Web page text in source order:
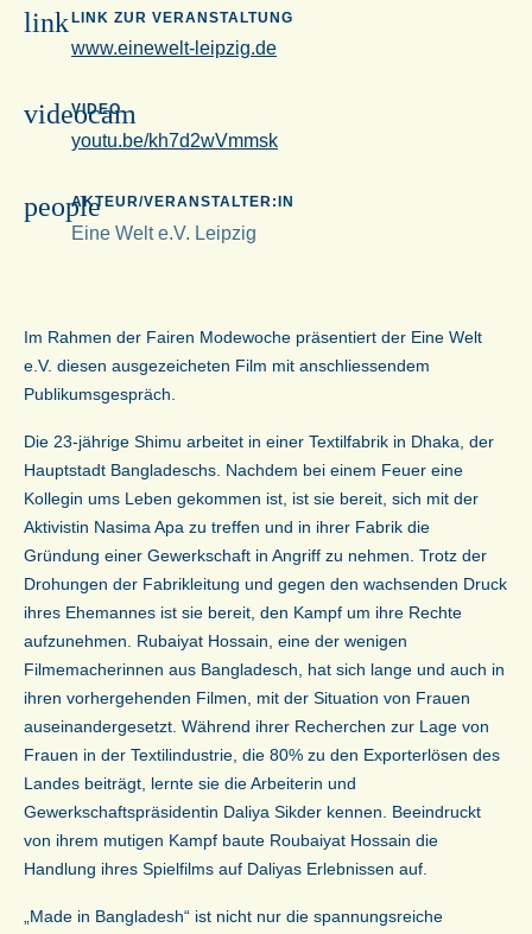
linkLINK ZUR VERANSTALTUNG
www.einewelt-leipzig.de
videocam
VIDEO
youtu.be/kh7d2wVmmsk
peopleAKTEUR/VERANSTALTER:IN
Eine Welt e.V. Leipzig
Im Rahmen der Fairen Modewoche präsentiert der Eine Welt
e.V. diesen ausgezeicheten Film mit anschliessendem
Publikumsgespräch.
Die 23-jährige Shimu arbeitet in einer Textilfabrik in Dhaka, der
Hauptstadt Bangladeschs. Nachdem bei einem Feuer eine
Kollegin ums Leben gekommen ist, ist sie bereit, sich mit der
Aktivistin Nasima Apa zu treffen und in ihrer Fabrik die
Gründung einer Gewerkschaft in Angriff zu nehmen. Trotz der
Drohungen der Fabrikleitung und gegen den wachsenden Druck
ihres Ehemannes ist sie bereit, den Kampf um ihre Rechte
aufzunehmen. Rubaiyat Hossain, eine der wenigen
Filmemacherinnen aus Bangladesch, hat sich lange und auch in
ihren vorhergehenden Filmen, mit der Situation von Frauen
auseinandergesetzt. Während ihrer Recherchen zur Lage von
Frauen in der Textilindustrie, die 80% zu den Exporterlösen des
Landes beiträgt, lernte sie die Arbeiterin und
Gewerkschaftspräsidentin Daliya Sikder kennen. Beeindruckt
von ihrem mutigen Kampf baute Roubaiyat Hossain die
Handlung ihres Spielfilms auf Daliyas Erlebnissen auf.
„Made in Bangladesh“ ist nicht nur die spannungsreiche